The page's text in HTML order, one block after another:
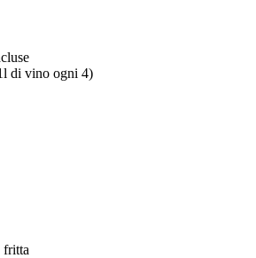
di vino ogni 4)
fritta